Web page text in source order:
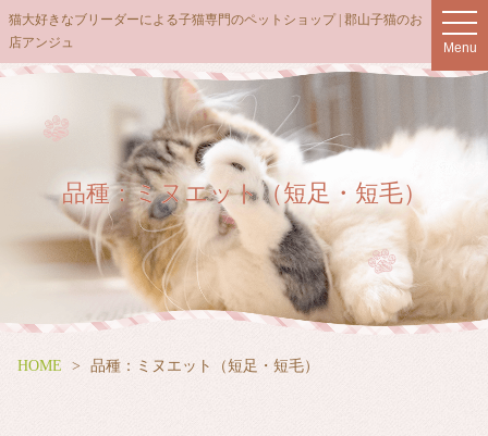
t
o
g
v
i
g
a
t
Menu
猫大好きなブリーダーによる子猫専門のペットショップ | 郡山子猫のお
店アンジュ
品種：ミヌエット（短足・短毛）
HOME 品種：ミヌエット（短足・短毛）